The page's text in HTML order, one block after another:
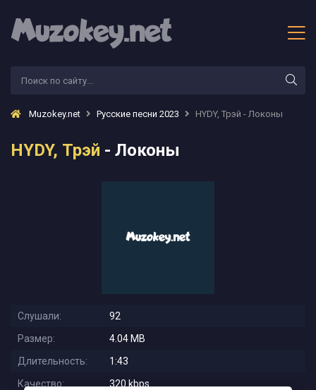
Muzokey.net Русские песни 2023 HYDY, Трэй - Локоны
HYDY, Трэй - Локоны
Слушали:
92
Размер:
4.04 MB
Длительность:
1:43
Качество:
320 kbps